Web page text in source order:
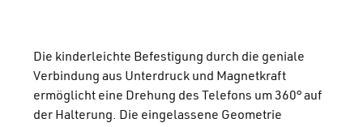
Die kinderleichte Befestigung durch die geniale
Verbindung aus Unterdruck und Magnetkraft
ermöglicht eine Drehung des Telefons um 360° auf
der Halterung. Die eingelassene Geometrie